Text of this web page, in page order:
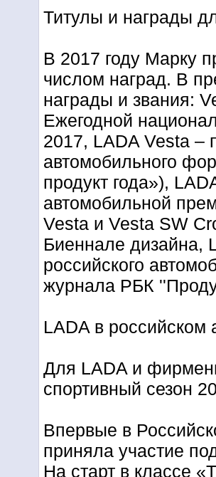
Титулы и награды
В 2017 году Марку
числом наград. В
награды и звания:
Ежегодной
2017, LADA Vesta –
автомобильного
продукт года»),
автомобильной
Vesta и Vesta SW
Биеннале дизайна,
российского
журнала РБК
LADA в российском
Для LADA и
спортивный сезон
Впервые в
приняла участие
На старт в классе